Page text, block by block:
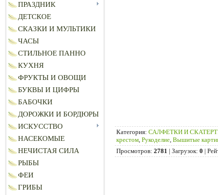
ПРАЗДНИК
ДЕТСКОЕ
СКАЗКИ И МУЛЬТИКИ
ЧАСЫ
СТИЛЬНОЕ ПАННО
КУХНЯ
ФРУКТЫ И ОВОЩИ
БУКВЫ И ЦИФРЫ
БАБОЧКИ
ДОРОЖКИ И БОРДЮРЫ
ИСКУССТВО
НАСЕКОМЫЕ
НЕЧИСТАЯ СИЛА
РЫБЫ
ФЕИ
ГРИБЫ
Категория: САЛФЕТКИ И
крестом Рукоделие Вышитые
Просмотров: 2781 | Загрузок: 0 |